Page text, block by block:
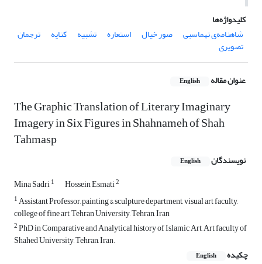
کلیدواژه‌ها
شاهنامه‌ی تهماسبی
صور خیال استعاره تشبیه کنایه ترجمان
تصویری
عنوان مقاله English
The Graphic Translation of Literary Imaginary
Imagery in Six Figures in Shahnameh of Shah
Tahmasp
نویسندگان English
Mina Sadri1 Hossein Esmati2
1Assistant Professor, painting & sculpture department, visual art faculty,
college of fine art, Tehran University, Tehran, Iran
2PhD in Comparative and Analytical history of Islamic Art, Art faculty of
Shahed University, Tehran, Iran.
چکیده
English